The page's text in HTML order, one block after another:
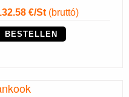
€/St (bruttó)
BESTELLEN